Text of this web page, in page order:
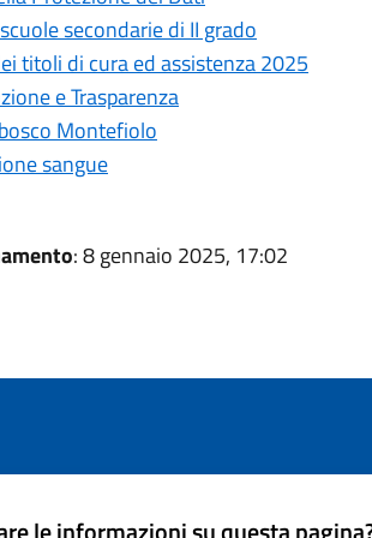
secondarie di II grado
titoli di cura ed assistenza 2025
e Trasparenza
Montefiolo
sangue
: 8 gennaio 2025, 17:02